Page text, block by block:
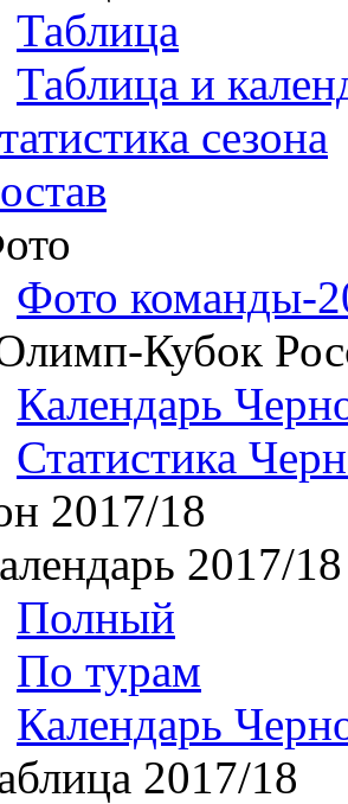
Таблица
Таблица и
сезона
Фото команды-
Кубок
Календарь
Статистика
2017/18
2017/18
Полный
По турам
Календарь
2017/18